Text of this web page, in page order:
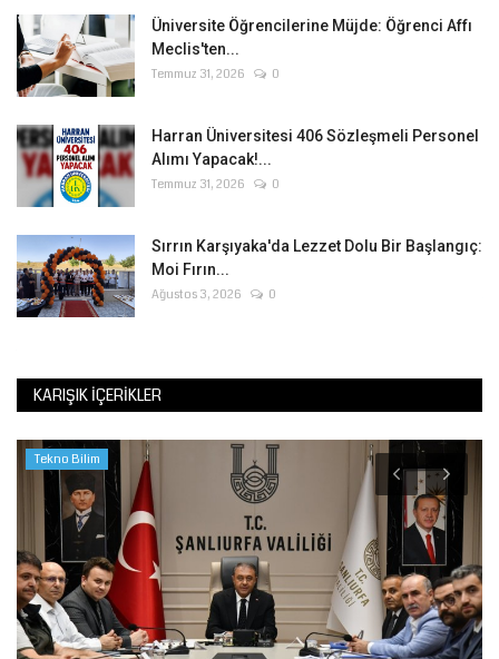
Üniversite Öğrencilerine Müjde: Öğrenci Affı
Meclis'ten...
Temmuz 31, 2026 0
Harran Üniversitesi 406 Sözleşmeli Personel
Alımı Yapacak!...
Temmuz 31, 2026 0
Sırrın Karşıyaka'da Lezzet Dolu Bir Başlangıç:
Moi Fırın...
Ağustos 3, 2026 0
KARIŞIK İÇERIKLER
Tekno Bilim